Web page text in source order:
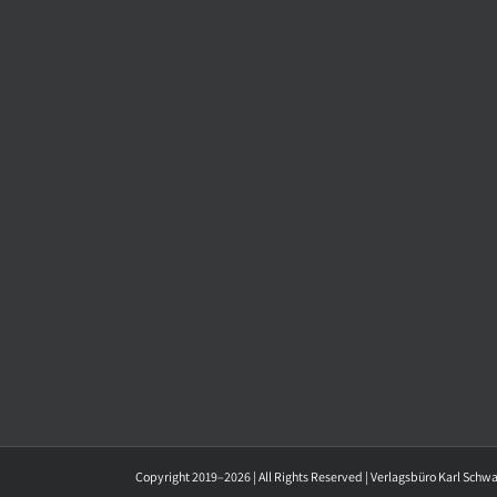
Copyright 2019–2026 | All Rights Reserved | Verlagsbüro Karl